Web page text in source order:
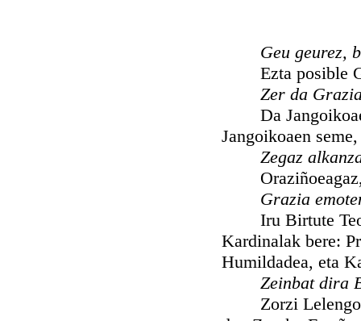
Geu geurez,
Ezta posible
Zer da
Da Jangoikoaen
Jangoikoaen
Zegaz
Oraziñoeagaz,
Grazia
Iru Birtute
Kardinalak bere:
Humildadea, eta
Zeinbat dira
Zorzi Lelengoa,